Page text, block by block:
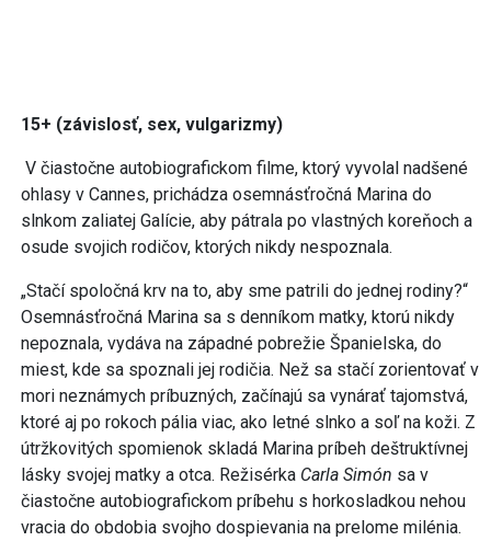
15+ (závislosť, sex, vulgarizmy)
V čiastočne autobiografickom filme, ktorý vyvolal nadšené
ohlasy v Cannes, prichádza osemnásťročná Marina do
slnkom zaliatej Galície, aby pátrala po vlastných koreňoch a
osude svojich rodičov, ktorých nikdy nespoznala.
„Stačí spoločná krv na to, aby sme patrili do jednej rodiny?“
Osemnásťročná Marina sa s denníkom matky, ktorú nikdy
nepoznala, vydáva na západné pobrežie Španielska, do
miest, kde sa spoznali jej rodičia. Než sa stačí zorientovať v
mori neznámych príbuzných, začínajú sa vynárať tajomstvá,
ktoré aj po rokoch pália viac, ako letné slnko a soľ na koži. Z
útržkovitých spomienok skladá Marina príbeh deštruktívnej
lásky svojej matky a otca. Režisérka Carla Simón sa v
čiastočne autobiografickom príbehu s horkosladkou nehou
vracia do obdobia svojho dospievania na prelome milénia.